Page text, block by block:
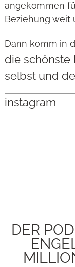
angekommen
Beziehung weit
Dann komm in
die schönste
selbst und
instagram
DER